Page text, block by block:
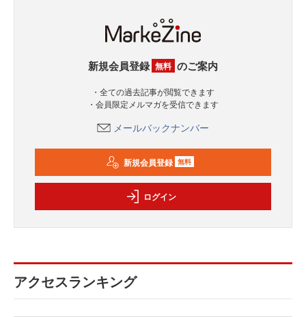
新規会員登録 無料 のご案内
・全ての過去記事が閲覧できます
・会員限定メルマガを受信できます
メールバックナンバー
新規会員登録 無料
ログイン
アクセスランキング